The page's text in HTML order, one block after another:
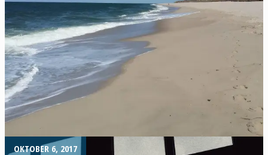
OKTOBER 6, 2017